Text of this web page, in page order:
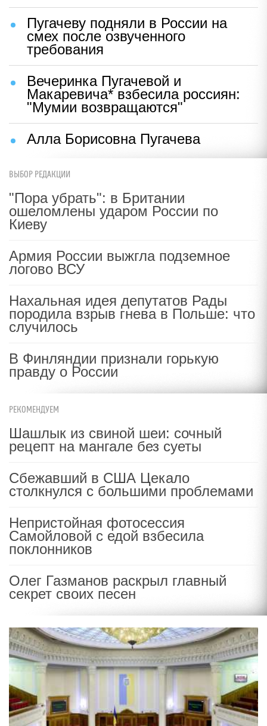
Пугачеву подняли в России на
смех после озвученного
требования
Вечеринка Пугачевой и
Макаревича* взбесила россиян:
"Мумии возвращаются"
Алла Борисовна Пугачева
ВЫБОР РЕДАКЦИИ
"Пора убрать": в Британии
ошеломлены ударом России по
Киеву
Армия России выжгла подземное
логово ВСУ
Нахальная идея депутатов Рады
породила взрыв гнева в Польше: что
случилось
В Финляндии признали горькую
правду о России
РЕКОМЕНДУЕМ
Шашлык из свиной шеи: сочный
рецепт на мангале без суеты
Сбежавший в США Цекало
столкнулся с большими проблемами
Непристойная фотосессия
Самойловой с едой взбесила
поклонников
Олег Газманов раскрыл главный
секрет своих песен